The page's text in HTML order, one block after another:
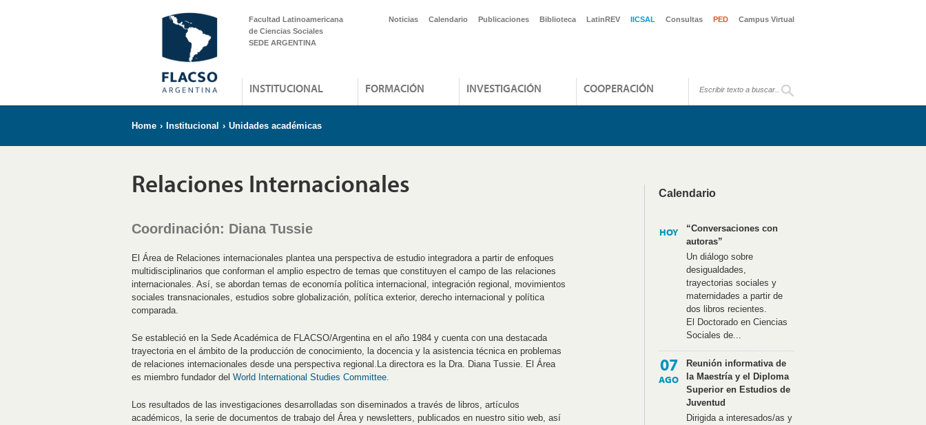
Facultad Latinoamericana
de Ciencias Sociales
SEDE ARGENTINA
Noticias Calendario Publicaciones Biblioteca LatinREV IICSAL Consultas PED Campus Virtual
INSTITUCIONAL FORMACIÓN INVESTIGACIÓN COOPERACIÓN
Home › Institucional › Unidades académicas
Relaciones Internacionales
Coordinación: Diana Tussie
El Área de Relaciones internacionales plantea una perspectiva de estudio integradora a partir de enfoques
multidisciplinarios que conforman el amplio espectro de temas que constituyen el campo de las relaciones
internacionales. Así, se abordan temas de economía política internacional, integración regional, movimientos
sociales transnacionales, estudios sobre globalización, política exterior, derecho internacional y política
comparada.
Se estableció en la Sede Académica de FLACSO/Argentina en el año 1984 y cuenta con una destacada
trayectoria en el ámbito de la producción de conocimiento, la docencia y la asistencia técnica en problemas
de relaciones internacionales desde una perspectiva regional.La directora es la Dra. Diana Tussie. El Área
es miembro fundador del World International Studies Committee
Los resultados de las investigaciones desarrolladas son diseminados a través de libros, artículos
académicos, la serie de documentos de trabajo del Área y newsletters, publicados en nuestro sitio web, así
Calendario
HOY
“Conversaciones con
autoras”
Un diálogo sobre
desigualdades,
trayectorias sociales y
maternidades a partir de
dos libros recientes.
El Doctorado en Ciencias
Sociales de...
07
AGO
Reunión informativa de
la Maestría y el Diploma
Superior en Estudios de
Juventud
Dirigida a interesados/as y